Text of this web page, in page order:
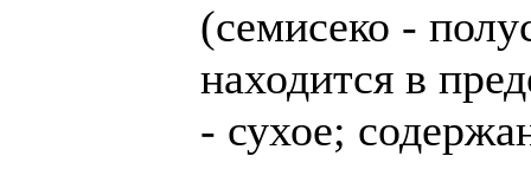
(семисеко -
находится в
- сухое;